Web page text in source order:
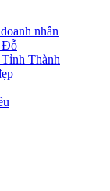
nhân
Đỗ
Thành